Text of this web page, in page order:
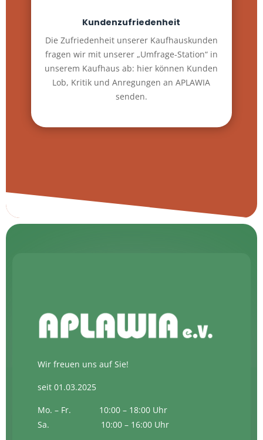
Kundenzufriedenheit
Die Zufriedenheit unserer Kaufhauskunden
fragen wir mit unserer „Umfrage-Station“ in
unserem Kaufhaus ab: hier können Kunden
Lob, Kritik und Anregungen an APLAWIA
senden.
Wir freuen uns auf Sie!
seit 01.03.2025
Mo. – Fr. 10:00 – 18:00 Uhr
Sa. 10:00 – 16:00 Uhr